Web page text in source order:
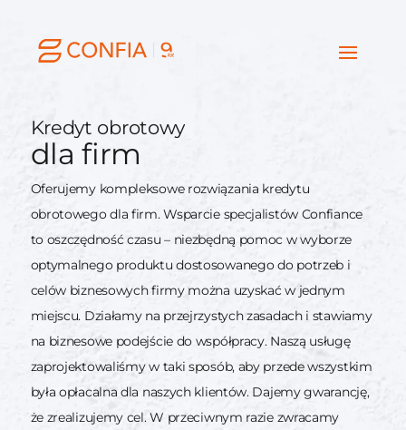
Kredyt obrotowy
dla firm
Oferujemy kompleksowe rozwiązania kredytu
obrotowego dla firm. Wsparcie specjalistów Confiance
to oszczędność czasu – niezbędną pomoc w wyborze
optymalnego produktu dostosowanego do potrzeb i
celów biznesowych firmy można uzyskać w jednym
miejscu. Działamy na przejrzystych zasadach i stawiamy
na biznesowe podejście do współpracy. Naszą usługę
zaprojektowaliśmy w taki sposób, aby przede wszystkim
była opłacalna dla naszych klientów. Dajemy gwarancję,
że zrealizujemy cel. W przeciwnym razie zwracamy